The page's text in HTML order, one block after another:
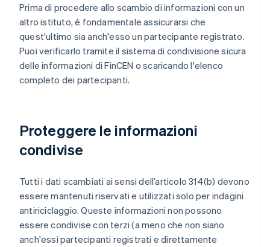
Prima di procedere allo scambio di informazioni con un
altro istituto, è fondamentale assicurarsi che
quest'ultimo sia anch'esso un partecipante registrato.
Puoi verificarlo tramite il sistema di condivisione sicura
delle informazioni di FinCEN o scaricando l'elenco
completo dei partecipanti.
Proteggere le informazioni
condivise
Tutti i dati scambiati ai sensi dell’articolo 314(b) devono
essere mantenuti riservati e utilizzati solo per indagini
antiriciclaggio. Queste informazioni non possono
essere condivise con terzi (a meno che non siano
anch'essi partecipanti registrati e direttamente